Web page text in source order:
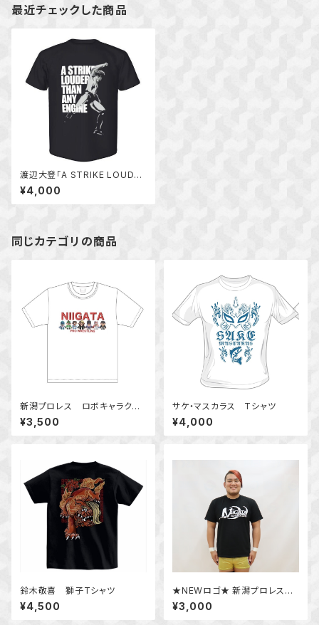
最近チェックした商品
渡辺大登「A STRIKE LOUDER
THAN ANY ENGINE」Tシャツ
¥4,000
同じカテゴリの商品
新潟プロレス ロボキャラクタ
ーTシャツ
¥3,500
サケ・マスカラス Tシャツ
¥4,000
鈴木敬喜 獅子Tシャツ
¥4,500
★NEWロゴ★ 新潟プロレスロ
ゴTシャツ
¥3,000